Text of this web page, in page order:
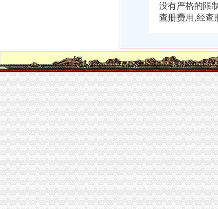
惠山经济开发区财务咨询代理记账公司注册兼职会计代账-无锡58同城
九大社区树南岸社区建设新标杆-法律频道-华龙网
西游真诠-略懂
长生桥塑料印刷图片_长生桥塑料印刷价格图片-重庆易登网
华安逆向策略混合：更新招募说明书（2015年第2号）
江苏旭宝轩艺术品有限公司_志趣
南坪代账公司
重庆市今年9月份平均每个工作日注册微企401户-经典重庆新闻中心-经
杨家坪会计培训学校哪里好？麦积会计【今日推荐网-重庆职业培训】
Android_IT168信息化频道
滨湖会计审计：江舒勤在滨湖区万达广场周边代办公司营业执照代账经
重庆会计培训,重庆会计从业资格培训,重庆会计上岗证培训,重庆会
南岸区代账公司流程
财务记账公司_财务记账厂家_公司黄页-阿里巴巴
百业网_为企业,做推广
爱尔眼科院集团股份有限公司2014年年度报告
没有严格的限
查册费用,经查